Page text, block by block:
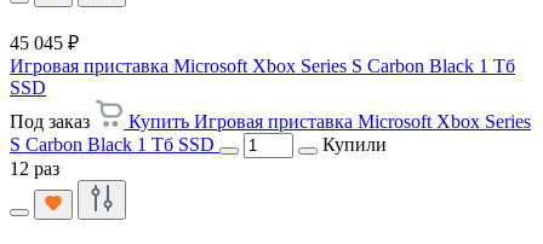
45 045 ₽
Игровая приставка Microsoft Xbox Series S Carbon Black 1 Тб
SSD
Под заказ
Купить Игровая приставка Microsoft Xbox Series
S Carbon Black 1 Тб SSD
Купили
12 раз